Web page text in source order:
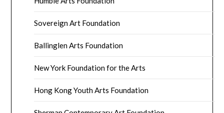
Sovereign Art Foundation
Ballinglen Arts Foundation
New York Foundation for the Arts
Hong Kong Youth Arts Foundation